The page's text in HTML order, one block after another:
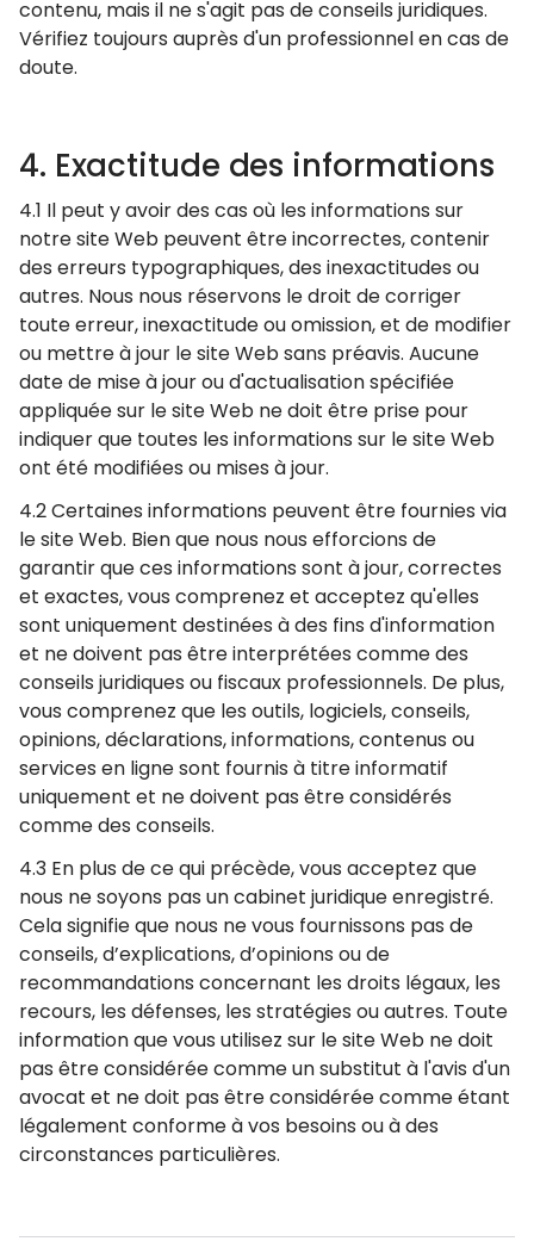
4. Exactitude des informations
4.1 Il peut y avoir des cas où les informations sur
notre site Web peuvent être incorrectes, contenir
des erreurs typographiques, des inexactitudes ou
autres. Nous nous réservons le droit de corriger
toute erreur, inexactitude ou omission, et de modifier
ou mettre à jour le site Web sans préavis. Aucune
date de mise à jour ou d'actualisation spécifiée
appliquée sur le site Web ne doit être prise pour
indiquer que toutes les informations sur le site Web
ont été modifiées ou mises à jour.
4.2 Certaines informations peuvent être fournies via
le site Web. Bien que nous nous efforcions de
garantir que ces informations sont à jour, correctes
et exactes, vous comprenez et acceptez qu'elles
sont uniquement destinées à des fins d'information
et ne doivent pas être interprétées comme des
conseils juridiques ou fiscaux professionnels. De plus,
vous comprenez que les outils, logiciels, conseils,
opinions, déclarations, informations, contenus ou
services en ligne sont fournis à titre informatif
uniquement et ne doivent pas être considérés
comme des conseils.
4.3 En plus de ce qui précède, vous acceptez que
nous ne soyons pas un cabinet juridique enregistré.
Cela signifie que nous ne vous fournissons pas de
conseils, d’explications, d’opinions ou de
recommandations concernant les droits légaux, les
recours, les défenses, les stratégies ou autres. Toute
information que vous utilisez sur le site Web ne doit
pas être considérée comme un substitut à l'avis d'un
avocat et ne doit pas être considérée comme étant
légalement conforme à vos besoins ou à des
circonstances particulières.
contenu, mais il ne s'agit pas de conseils juridiques.
Vérifiez toujours auprès d'un professionnel en cas de
doute.